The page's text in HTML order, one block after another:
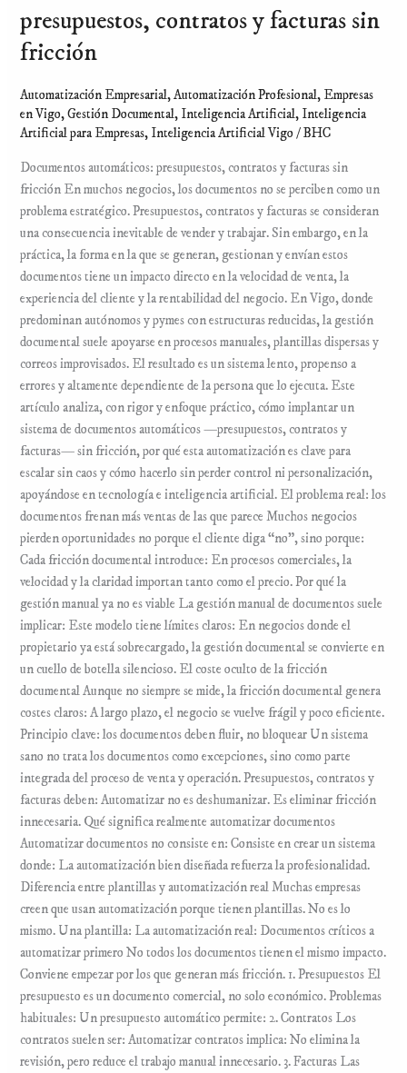
presupuestos, contratos y facturas sin
fricción
Automatización Empresarial,Automatización Profesional, Empresas
en Vigo,Gestión Documental, Inteligencia Artificial, Inteligencia
Artificial para Empresas, Inteligencia Artificial Vigo /BHC
Documentos automáticos: presupuestos, contratos y facturas sin
fricción En muchos negocios, los documentos no se perciben como un
problema estratégico. Presupuestos, contratos y facturas se consideran
una consecuencia inevitable de vender y trabajar. Sin embargo, en la
práctica, la forma en la que se generan, gestionan y envían estos
documentos tiene un impacto directo en la velocidad de venta, la
experiencia del cliente y la rentabilidad del negocio. En Vigo, donde
predominan autónomos y pymes con estructuras reducidas, la gestión
documental suele apoyarse en procesos manuales, plantillas dispersas y
correos improvisados. El resultado es un sistema lento, propenso a
errores y altamente dependiente de la persona que lo ejecuta. Este
artículo analiza, con rigor y enfoque práctico, cómo implantar un
sistema de documentos automáticos —presupuestos, contratos y
facturas— sin fricción, por qué esta automatización es clave para
escalar sin caos y cómo hacerlo sin perder control ni personalización,
apoyándose en tecnología e inteligencia artificial. El problema real: los
documentos frenan más ventas de las que parece Muchos negocios
pierden oportunidades no porque el cliente diga “no”, sino porque:
Cada fricción documental introduce: En procesos comerciales, la
velocidad y la claridad importan tanto como el precio. Por qué la
gestión manual ya no es viable La gestión manual de documentos suele
implicar: Este modelo tiene límites claros: En negocios donde el
propietario ya está sobrecargado, la gestión documental se convierte en
un cuello de botella silencioso. El coste oculto de la fricción
documental Aunque no siempre se mide, la fricción documental genera
costes claros: A largo plazo, el negocio se vuelve frágil y poco eficiente.
Principio clave: los documentos deben fluir, no bloquear Un sistema
sano no trata los documentos como excepciones, sino como parte
integrada del proceso de venta y operación. Presupuestos, contratos y
facturas deben: Automatizar no es deshumanizar. Es eliminar fricción
innecesaria. Qué significa realmente automatizar documentos
Automatizar documentos no consiste en: Consiste en crear un sistema
donde: La automatización bien diseñada refuerza la profesionalidad.
Diferencia entre plantillas y automatización real Muchas empresas
creen que usan automatización porque tienen plantillas. No es lo
mismo. Una plantilla: La automatización real: Documentos críticos a
automatizar primero No todos los documentos tienen el mismo impacto.
Conviene empezar por los que generan más fricción. 1. Presupuestos El
presupuesto es un documento comercial, no solo económico. Problemas
habituales: Un presupuesto automático permite: 2. Contratos Los
contratos suelen ser: Automatizar contratos implica: No elimina la
revisión, pero reduce el trabajo manual innecesario. 3. Facturas Las